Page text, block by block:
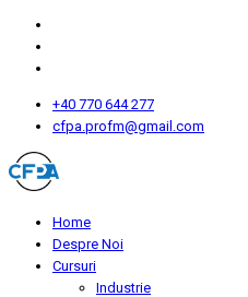
+40 770 644 277
cfpa.profm@gmail.com
Home
Despre Noi
Cursuri
Industrie